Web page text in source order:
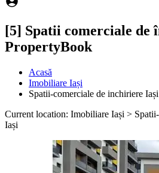
[5] Spatii comerciale de
PropertyBook
Acasă
Imobiliare Iași
Spatii-comerciale de inchiriere Iași
Current location: Imobiliare Iași >
Iași